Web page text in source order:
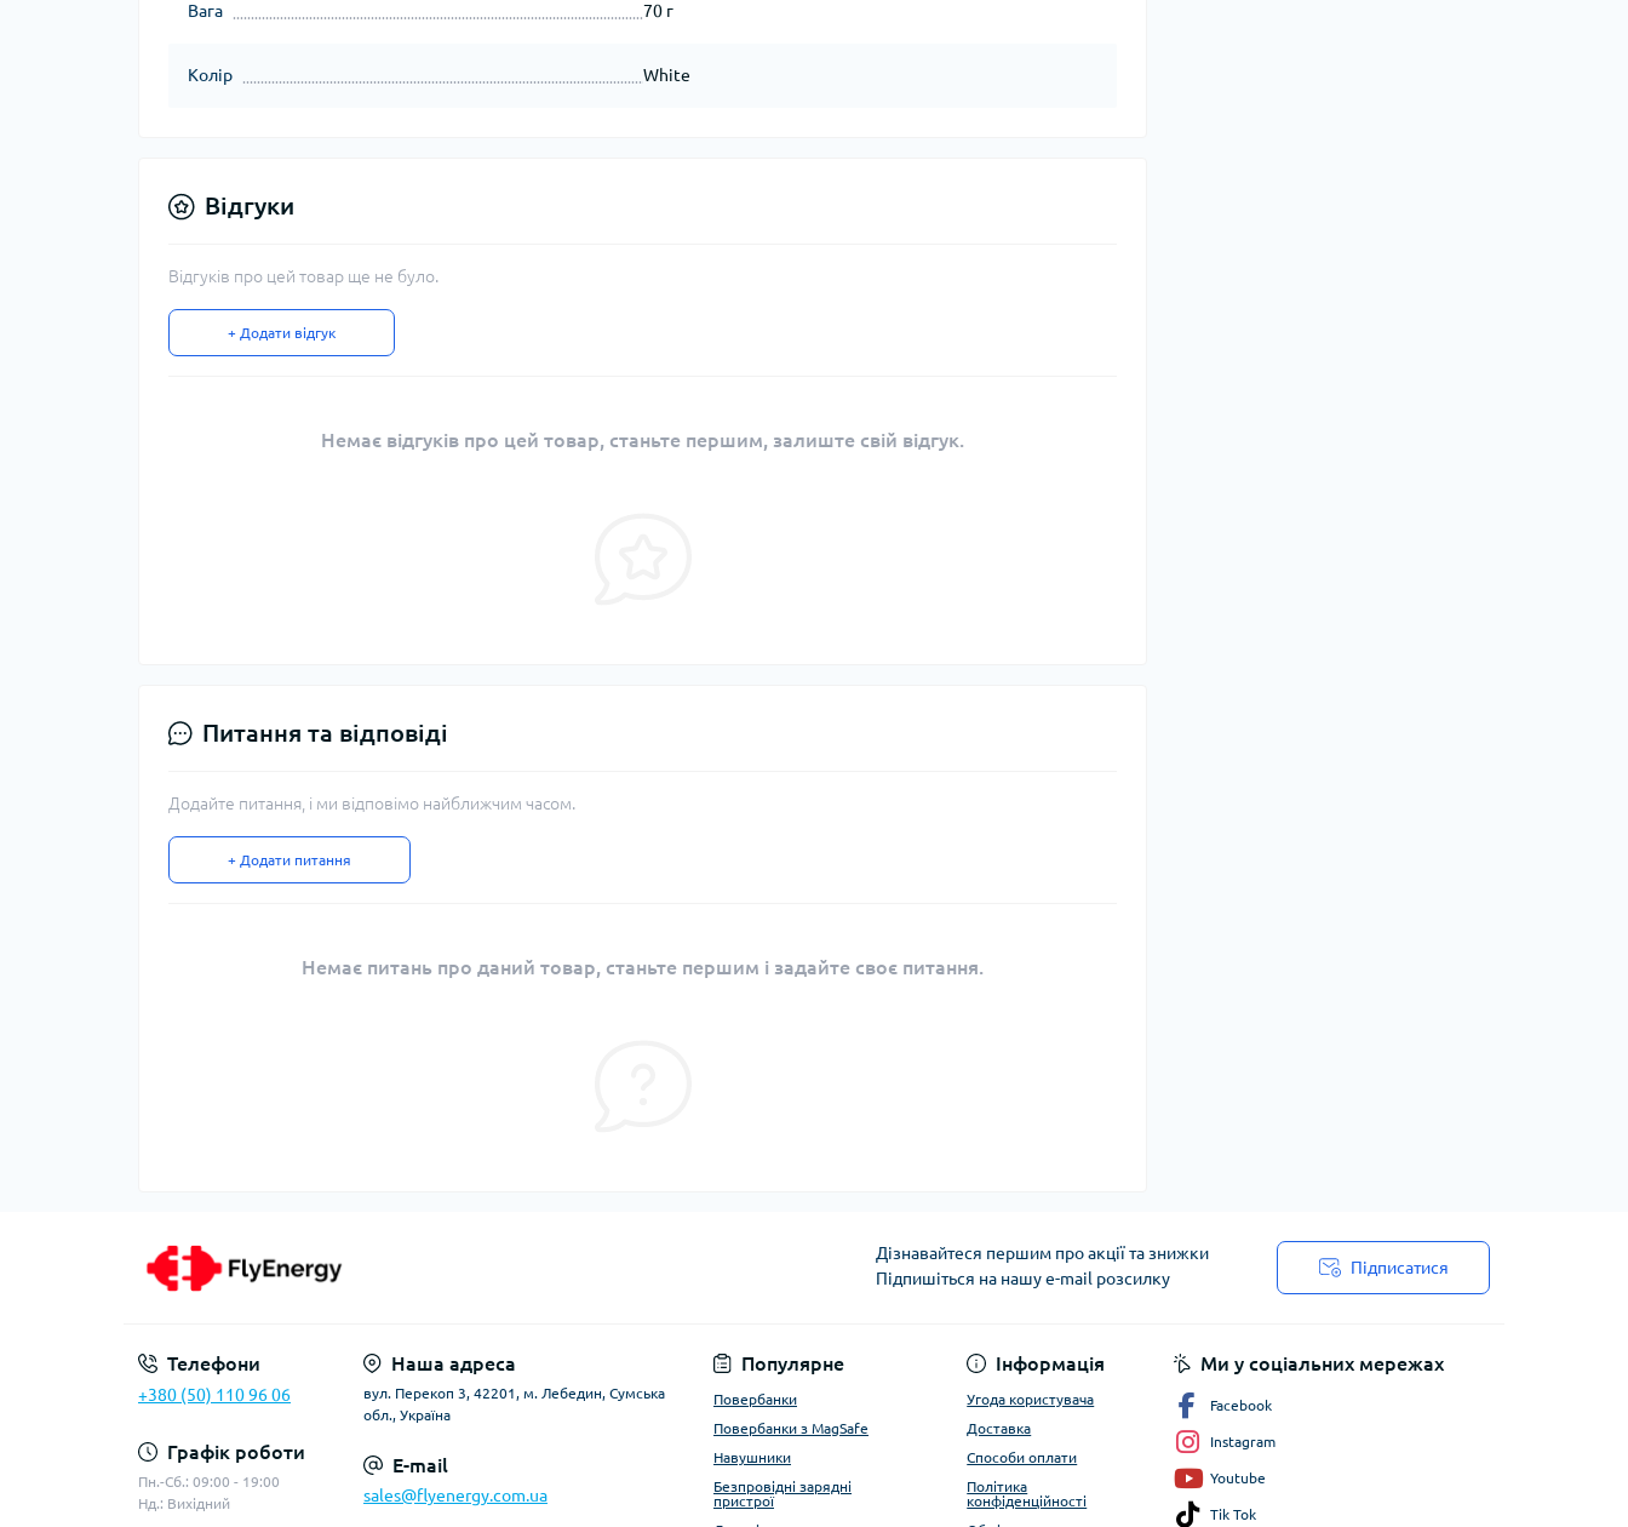
Вага 70 г
Колір White
Відгуки
Відгуків про цей товар ще не було.
+ Додати відгук
Немає відгуків про цей товар, станьте першим, залиште свій відгук.
Питання та відповіді
Додайте питання, і ми відповімо найближчим часом.
+ Додати питання
Немає питань про даний товар, станьте першим і задайте своє питання.
Дізнавайтеся першим про акції та знижки
Підпишіться на нашу e-mail розсилку
Підписатися
Телефони
+380 (50) 110 96 06
Графік роботи
Пн.-Сб.: 09:00 - 19:00
Нд.: Вихідний
Наша адреса
вул. Перекоп 3, 42201, м. Лебедин, Сумська
обл., Україна
E-mail
sales@flyenergy.com.ua
Популярне
Повербанки
Повербанки з MagSafe
Навушники
Безпровідні зарядні
пристрої
Інформація
Угода користувача
Доставка
Способи оплати
Політика
конфіденційності
Ми у соціальних мережах
Facebook
Instagram
Youtube
Tik Tok